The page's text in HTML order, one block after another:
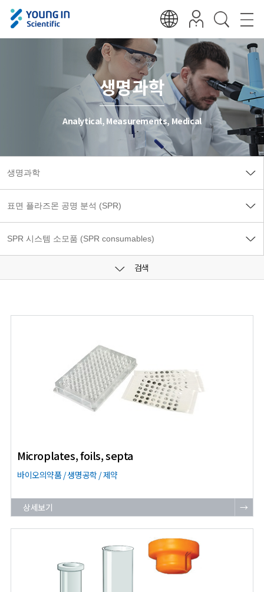
생명과학
Analytical, Measurements, Medical
검색
Microplates, foils, septa
바이오의약품 / 생명공학 / 제약
상세보기 →